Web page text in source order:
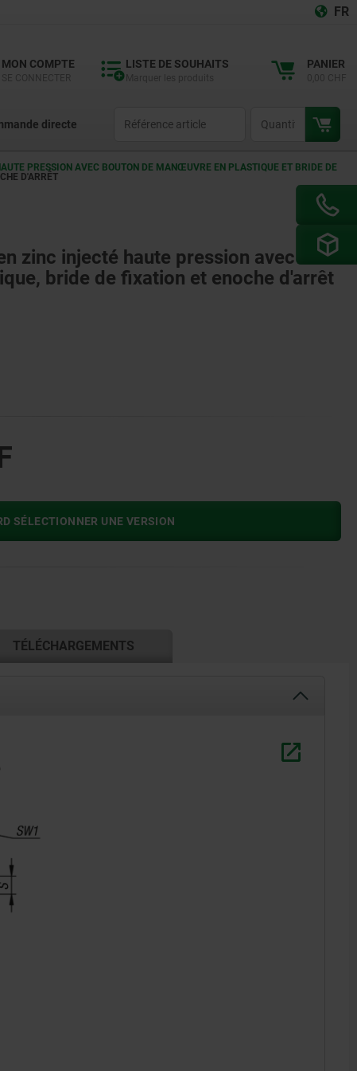
FR
MON COMPTE LISTE DE SOUHAITS PANIER
directe
PRESSION AVEC BOUTON DE MANŒUVRE EN PLASTIQUE ET BRIDE DE
D'ARRÊT
zinc injecté haute pression avec
bride de fixation et enoche d'arrêt
SÉLECTIONNER UNE VERSION
TÉLÉCHARGEMENTS